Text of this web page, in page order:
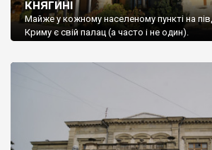
княгині
Майже у кожному населеному пункті на
Криму є свій палац (а часто і не один).